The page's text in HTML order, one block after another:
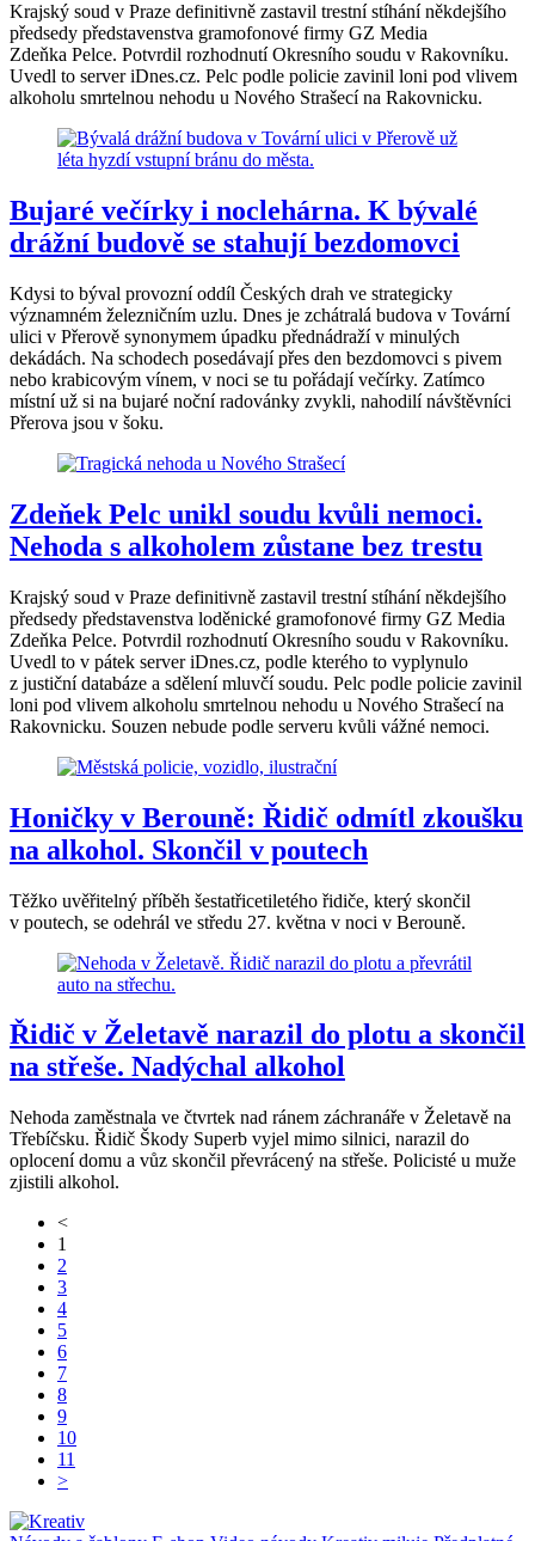
Krajský soud v Praze definitivně zastavil trestní stíhání někdejšího
předsedy představenstva gramofonové firmy GZ Media
Zdeňka Pelce. Potvrdil rozhodnutí Okresního soudu v Rakovníku.
Uvedl to server iDnes.cz. Pelc podle policie zavinil loni pod vlivem
alkoholu smrtelnou nehodu u Nového Strašecí na Rakovnicku.
Bujaré večírky i noclehárna. K bývalé
drážní budově se stahují bezdomovci
Kdysi to býval provozní oddíl Českých drah ve strategicky
významném železničním uzlu. Dnes je zchátralá budova v Tovární
ulici v Přerově synonymem úpadku přednádraží v minulých
dekádách. Na schodech posedávají přes den bezdomovci s pivem
nebo krabicovým vínem, v noci se tu pořádají večírky. Zatímco
místní už si na bujaré noční radovánky zvykli, nahodilí návštěvníci
Přerova jsou v šoku.
Zdeňek Pelc unikl soudu kvůli nemoci.
Nehoda s alkoholem zůstane bez trestu
Krajský soud v Praze definitivně zastavil trestní stíhání někdejšího
předsedy představenstva loděnické gramofonové firmy GZ Media
Zdeňka Pelce. Potvrdil rozhodnutí Okresního soudu v Rakovníku.
Uvedl to v pátek server iDnes.cz, podle kterého to vyplynulo
z justiční databáze a sdělení mluvčí soudu. Pelc podle policie zavinil
loni pod vlivem alkoholu smrtelnou nehodu u Nového Strašecí na
Rakovnicku. Souzen nebude podle serveru kvůli vážné nemoci.
Honičky v Berouně: Řidič odmítl zkoušku
na alkohol. Skončil v poutech
Těžko uvěřitelný příběh šestatřicetiletého řidiče, který skončil
v poutech, se odehrál ve středu 27. května v noci v Berouně.
Řidič v Želetavě narazil do plotu a skončil
na střeše. Nadýchal alkohol
Nehoda zaměstnala ve čtvrtek nad ránem záchranáře v Želetavě na
Třebíčsku. Řidič Škody Superb vyjel mimo silnici, narazil do
oplocení domu a vůz skončil převrácený na střeše. Policisté u muže
zjistili alkohol.
<
1
2
3
4
5
6
7
8
9
10
11
>